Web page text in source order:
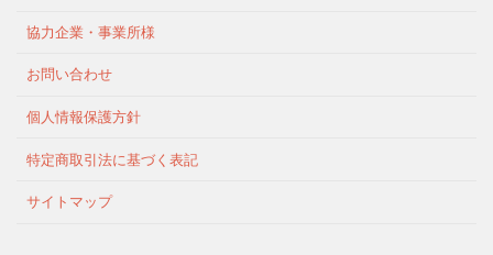
協力企業・事業所様
お問い合わせ
個人情報保護方針
特定商取引法に基づく表記
サイトマップ